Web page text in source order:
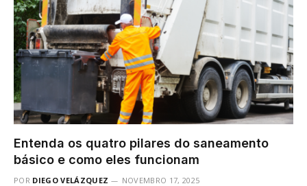
Entenda os quatro pilares do saneamento
básico e como eles funcionam
POR DIEGO VELÁZQUEZ NOVEMBRO 17, 2025